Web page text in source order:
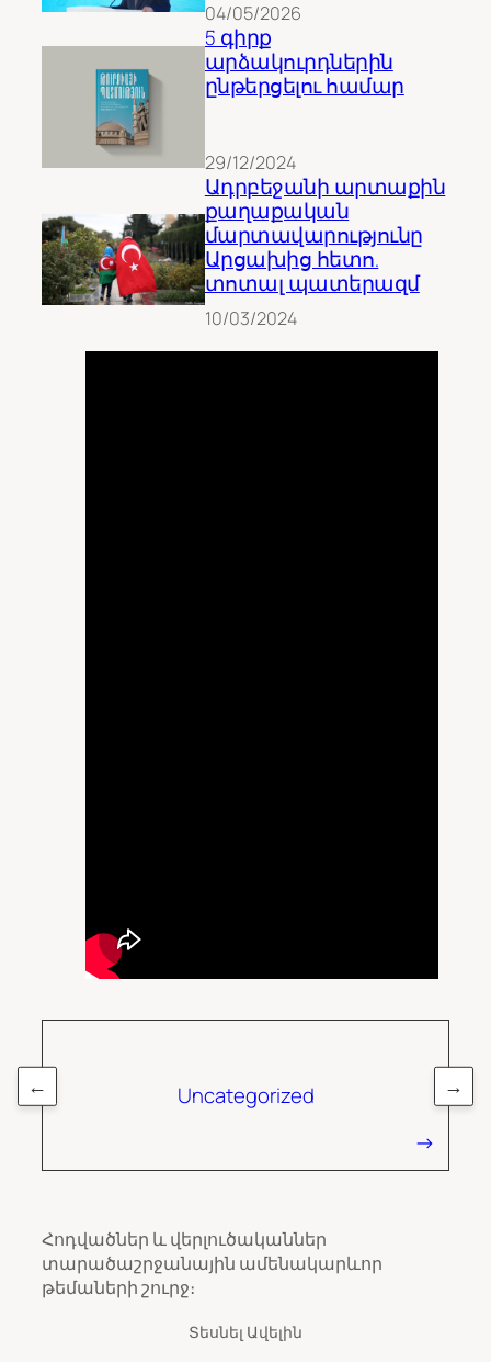
04/05/2026
5 գիրք
արձակուրդներին
ընթերցելու համար
29/12/2024
Ադրբեջանի արտաքին
քաղաքական
մարտավարությունը
Արցախից հետո.
տոտալ պատերազմ
10/03/2024
Uncategorized
← →
Հոդվածներ և վերլուծականներ
տարածաշրջանային ամենակարևոր
թեմաների շուրջ։
Տեսնել Ավելին